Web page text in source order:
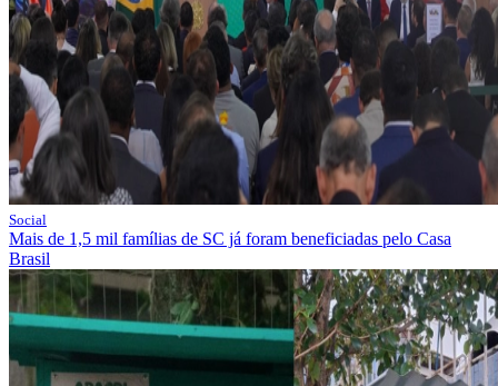
Social
Mais de 1,5 mil famílias de SC já foram beneficiadas pelo Casa
Brasil